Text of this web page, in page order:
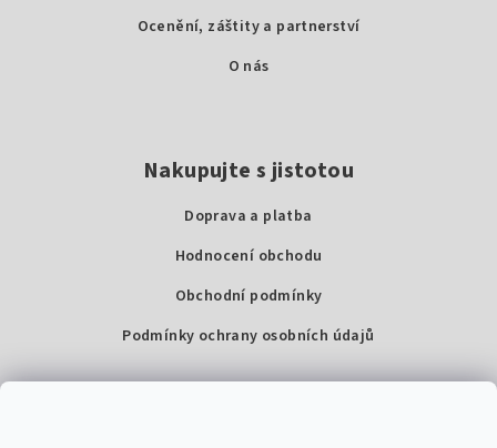
Ocenění, záštity a partnerství
O nás
Nakupujte s jistotou
Doprava a platba
Hodnocení obchodu
Obchodní podmínky
Podmínky ochrany osobních údajů